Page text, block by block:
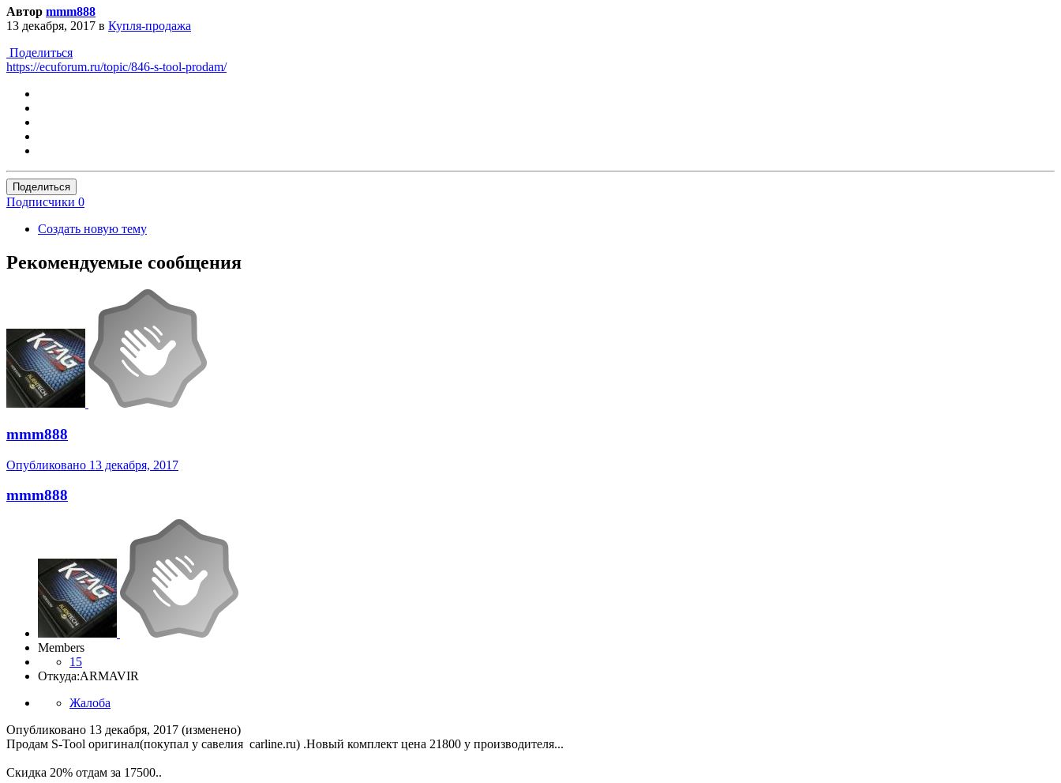
Автор mmm888
13 декабря, 2017 в Купля-продажа
Поделиться
https://ecuforum.ru/topic/846-s-tool-prodam/
Поделиться
Подписчики 0
Создать новую тему
Рекомендуемые сообщения
mmm888
Опубликовано 13 декабря, 2017
mmm888
Members
15
Откуда:ARMAVIR
Жалоба
Опубликовано 13 декабря, 2017 (изменено)
Продам S-Tool оригинал(покупал у савелия carline.ru) .Новый комплект цена 21800 у производителя...
Скидка 20% отдам за 17500..